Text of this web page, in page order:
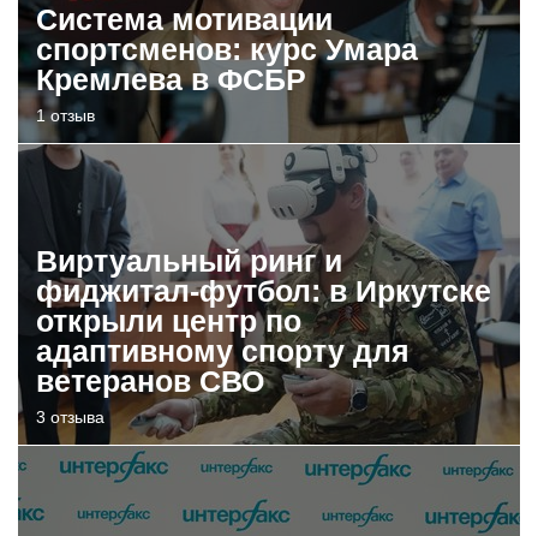
Система мотивации
спортсменов: курс Умара
Кремлева в ФСБР
1 отзыв
Виртуальный ринг и
фиджитал-футбол: в Иркутске
открыли центр по
адаптивному спорту для
ветеранов СВО
3 отзыва